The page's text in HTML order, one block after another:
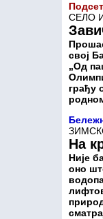
СЕЛО
свој
„Од
грађу
На
Није
оно